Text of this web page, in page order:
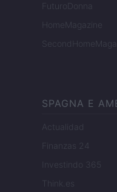
FuturoDonna
HomeMagazine
SPAGNA E
Actualidad
Finanzas 24
Investindo 365
Think.es